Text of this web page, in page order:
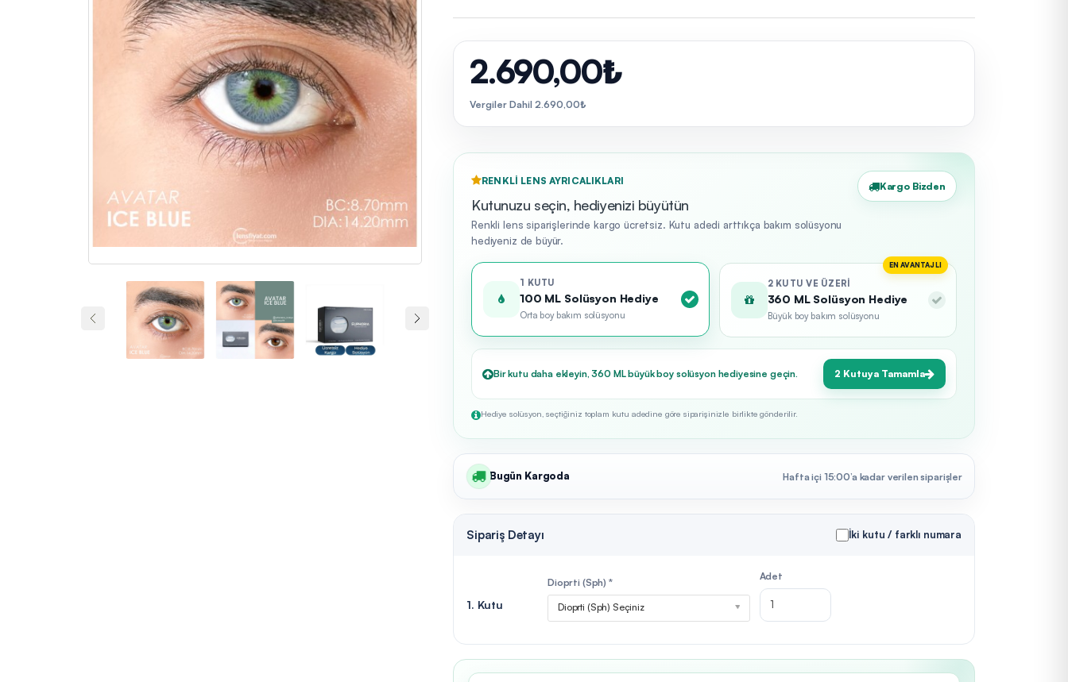
2.690,00₺
Vergiler Dahil 2.690,00₺
RENKLI LENS AYRICALIKLARI
Kutunuzu seçin, hediyenizi büyütün
Renkli lens siparişlerinde kargo ücretsiz. Kutu adedi arttıkça bakım solüsyonu
hediyeniz de büyür.
Kargo Bizden
1 KUTU
100 ML Solüsyon Hediye
Orta boy bakım solüsyonu
EN AVANTAJLI
2 KUTU VE ÜZERI
360 ML Solüsyon Hediye
Büyük boy bakım solüsyonu
Bir kutu daha ekleyin, 360 ML büyük boy solüsyon hediyesine geçin. 2 Kutuya Tamamla
Hediye solüsyon, seçtiğiniz toplam kutu adedine göre siparişinizle birlikte gönderilir.
Bugün Kargoda Hafta içi 15:00’a kadar verilen siparişler
Sipariş Detayı İki kutu / farklı numara
1. Kutu
Dioprti (Sph) *
Dioprti (Sph) Seçiniz
Adet